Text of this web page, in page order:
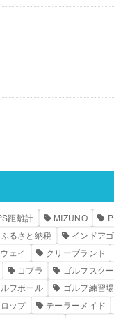
距離計 MIZUNO
ふるさと納税
インドア
ェイ
クリーブランド
コブラ
ゴルフスク
フボール ゴルフ練習場
ップ テーラーメイド